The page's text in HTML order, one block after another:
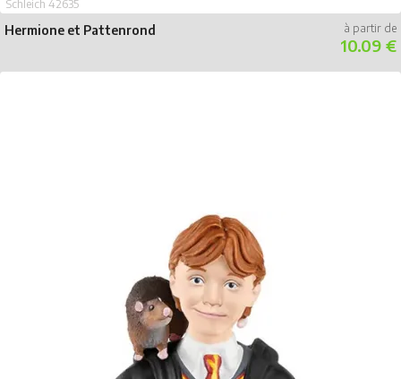
Hermione et Pattenrond
Schleich 42635
10.09 €